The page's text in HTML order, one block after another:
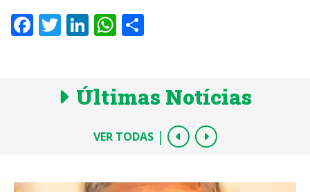
Facebook
TwitterLinkedInWhatsApp
Últimas Notícias
VER TODAS |